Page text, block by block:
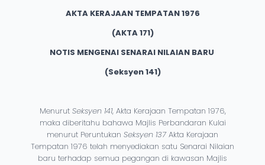
AKTA KERAJAAN TEMPATAN 1976
(AKTA 171)
NOTIS MENGENAI SENARAI NILAIAN BARU
(Seksyen 141)
Menurut Seksyen 141, Akta Kerajaan Tempatan 1976,
maka diberitahu bahawa Majlis Perbandaran Kulai
menurut Peruntukan Seksyen 137 Akta Kerajaan
Tempatan 1976 telah menyediakan satu Senarai Nilaian
baru terhadap semua pegangan di kawasan Majlis